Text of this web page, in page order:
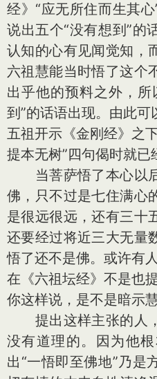
经》“应无所住而生其
说出五个“没有想到”的
认知的心有见闻觉知，
六祖慧能当时悟了这个
出乎他的预料之外，
到”的话语出现。由此
五祖开示《金刚经》之
提本无树”四句偈时就已
当菩萨悟了本心以
佛，只不过是七住满心
是很远很远，还有三十
还要经过将近三大无量
悟了还不是佛。或许有
在《六祖坛经》不是也
你这样说，是不是暗示
提出这样主张的人
没有道理的。因为他
出“一悟即至佛地”乃是